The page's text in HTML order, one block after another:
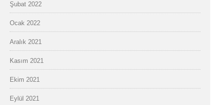
Şubat 2022
Ocak 2022
Aralık 2021
Kasım 2021
Ekim 2021
Eylül 2021